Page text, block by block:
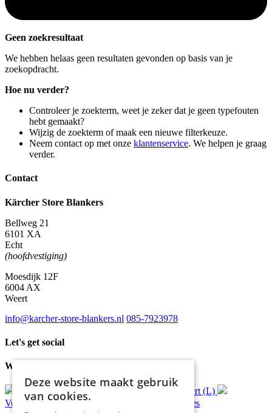
Geen zoekresultaat
We hebben helaas geen resultaten gevonden op basis van je
zoekopdracht.
Hoe nu verder?
Controleer je zoekterm, weet je zeker dat je geen typefouten
hebt gemaakt?
Wijzig de zoekterm of maak een nieuwe filterkeuze.
Neem contact op met onze klantenservice. We helpen je graag
verder.
Contact
Kärcher Store Blankers
Bellweg 21
6101 XA
Echt
(hoofdvestiging)
Moesdijk 12F
6004 AX
Weert
info@karcher-store-blankers.nl 085-7923978
Let's get social
Waar wij voor staan
bezorging*
Ophalen in Echt of Weert (L)
Verzonden binnen 48 uur* advies
Deze website maakt gebruik
van cookies.